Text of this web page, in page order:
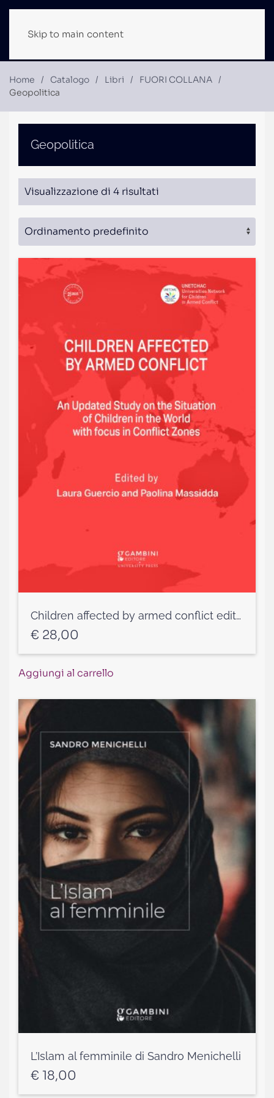
Skip to main content
Home Catalogo Libri
FUORI COLLANA
Geopolitica
Geopolitica
Visualizzazione di 4 risultati
Children affected by armed conflict edited by Laura Guercio and Paolina Massidda
€ 28,00
Aggiungi al carrello
L’Islam al femminile di Sandro Menichelli
€ 18,00